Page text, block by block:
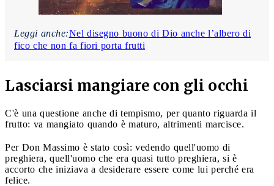
Leggi anche:Nel disegno buono di Dio anche l’albero di
fico che non fa fiori porta frutti
Lasciarsi mangiare con gli occhi
C'è una questione anche di tempismo, per quanto riguarda il
frutto: va mangiato quando è maturo, altrimenti marcisce.
Per Don Massimo è stato così: vedendo quell'uomo di
preghiera, quell'uomo che era quasi tutto preghiera, si è
accorto che iniziava a desiderare essere come lui perché era
felice.